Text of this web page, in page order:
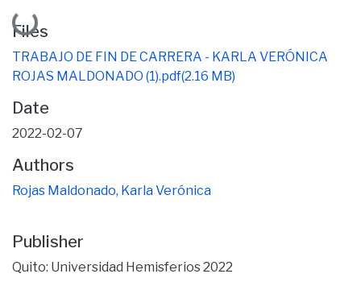
Loading...
Files
TRABAJO DE FIN DE CARRERA - KARLA VERÓNICA
ROJAS MALDONADO (1).pdf(2.16 MB)
Date
2022-02-07
Authors
Rojas Maldonado, Karla Verónica
Publisher
Quito: Universidad Hemisferios 2022